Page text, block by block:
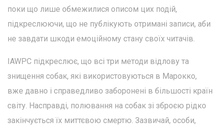
поки що лише обмежилися описом цих подій,
підкреслюючи, що не публікують отримані записи, аби
не завдати шкоди емоційному стану своїх читачів.
IAWPC підкреслює, що всі три методи відлову та
знищення собак, які використовуються в Марокко,
вже давно і справедливо заборонені в більшості країн
світу. Насправді, полювання на собак зі зброєю рідко
закінчується їх миттєвою смертю. Зазвичай, особи,